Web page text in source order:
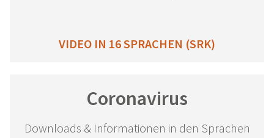
VIDEO IN 16 SPRACHEN (SRK)
Coronavirus
Downloads & Informationen in den Sprachen